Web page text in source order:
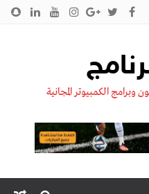
وبرامج الكمبيوتر المجانية